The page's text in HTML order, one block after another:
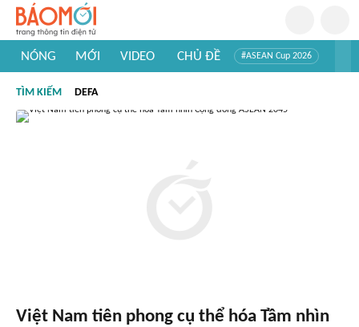
NÓNG MỚI VIDEO CHỦ ĐỀ #ASEAN Cup 2026
#Khám phá thế giới
TÌM KIẾM DEFA
Việt Nam tiên phong cụ thể hóa Tầm nhìn